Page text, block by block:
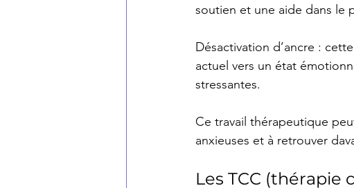
soutien et une aide dans le
Désactivation d’ancre :
actuel vers un état
stressantes.
Ce travail thérapeutique
anxieuses et à retrouver
Les TCC